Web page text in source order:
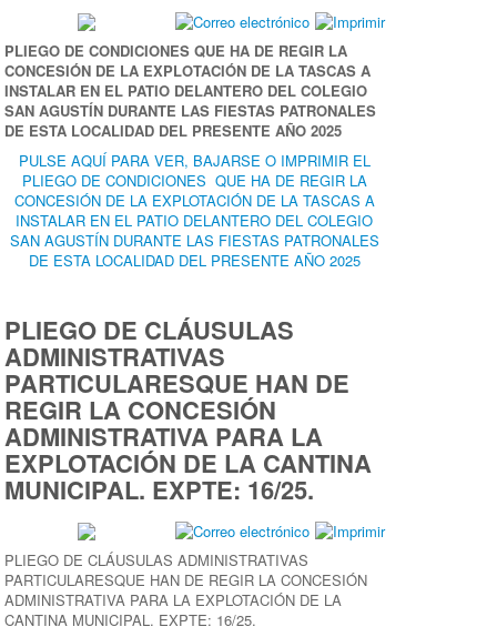
PLIEGO DE CONDICIONES QUE HA DE REGIR LA
CONCESIÓN DE LA EXPLOTACIÓN DE LA TASCAS A
INSTALAR EN EL PATIO DELANTERO DEL COLEGIO
SAN AGUSTÍN DURANTE LAS FIESTAS PATRONALES
DE ESTA LOCALIDAD DEL PRESENTE AÑO 2025
PULSE AQUÍ PARA VER, BAJARSE O IMPRIMIR EL
PLIEGO DE CONDICIONES QUE HA DE REGIR LA
CONCESIÓN DE LA EXPLOTACIÓN DE LA TASCAS A
INSTALAR EN EL PATIO DELANTERO DEL COLEGIO
SAN AGUSTÍN DURANTE LAS FIESTAS PATRONALES
DE ESTA LOCALIDAD DEL PRESENTE AÑO 2025
PLIEGO DE CLÁUSULAS
ADMINISTRATIVAS
PARTICULARESQUE HAN DE
REGIR LA CONCESIÓN
ADMINISTRATIVA PARA LA
EXPLOTACIÓN DE LA CANTINA
MUNICIPAL. EXPTE: 16/25.
PLIEGO DE CLÁUSULAS ADMINISTRATIVAS
PARTICULARESQUE HAN DE REGIR LA CONCESIÓN
ADMINISTRATIVA PARA LA EXPLOTACIÓN DE LA
CANTINA MUNICIPAL. EXPTE: 16/25.